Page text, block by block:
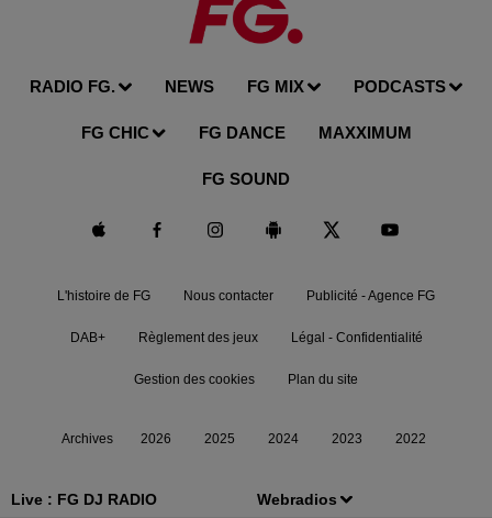
Live : FG DJ RADIO Webradios
RADIO FG. NEWS FG MIX PODCASTS
FG CHIC FG DANCE MAXXIMUM
FG SOUND
L'histoire de FG Nous contacter Publicité - Agence FG
DAB+ Règlement des jeux Légal - Confidentialité
Gestion des cookies Plan du site
Archives 2026 2025 2024 2023 2022